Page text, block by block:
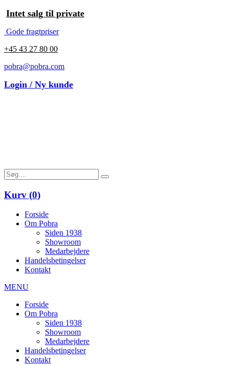
Intet salg til private
Gode fragtpriser
+45 43 27 80 00
pobra@pobra.com
Login / Ny kunde
Kurv (0)
Forside
Om Pobra
Siden 1938
Showroom
Medarbejdere
Handelsbetingelser
Kontakt
MENU
Forside
Om Pobra
Siden 1938
Showroom
Medarbejdere
Handelsbetingelser
Kontakt